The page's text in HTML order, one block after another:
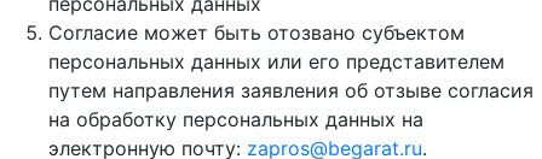
Согласие может быть отозвано субъектом
персональных данных или его представителем
путем направления заявления об отзыве согласия
на обработку персональных данных на
электронную почту: zapros@begarat.ru.